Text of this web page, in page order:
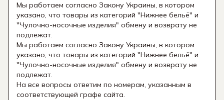
Мы работаем согласно Закону Украины, в котором
указано, что товары из категорий "Нижнее бельё" и
"Чулочно-носочные изделия" обмену и возврату не
подлежат.
Мы работаем согласно Закону Украины, в котором
указано, что товары из категорий "Нижнее бельё" и
"Чулочно-носочные изделия" обмену и возврату не
подлежат.
На все вопросы ответим по номерам, указанным в
соответствующей графе сайта.